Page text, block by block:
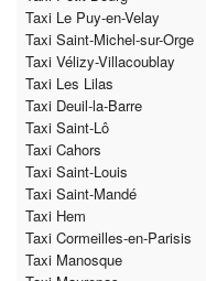
Taxi Le Puy-en-Velay
Taxi Saint-Michel-sur-Orge
Taxi Vélizy-Villacoublay
Taxi Les Lilas
Taxi Deuil-la-Barre
Taxi Saint-Lô
Taxi Cahors
Taxi Saint-Louis
Taxi Saint-Mandé
Taxi Hem
Taxi Cormeilles-en-Parisis
Taxi Manosque